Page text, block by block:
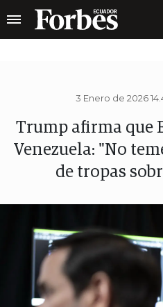
3 Enero de 2026
Trump afirma que
Venezuela: "No
de tropas